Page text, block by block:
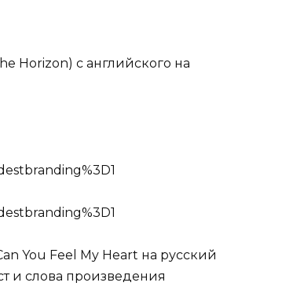
Horizon) с английского на
You Feel My Heart на русский
и слова произведения